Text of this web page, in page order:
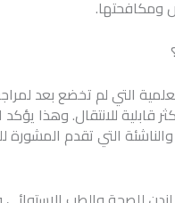
ومكافحتها.
التي لم تخضع بعد
قابلية للانتقال. وهذا